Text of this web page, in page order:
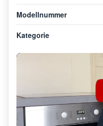
Modellnummer
Kategorie